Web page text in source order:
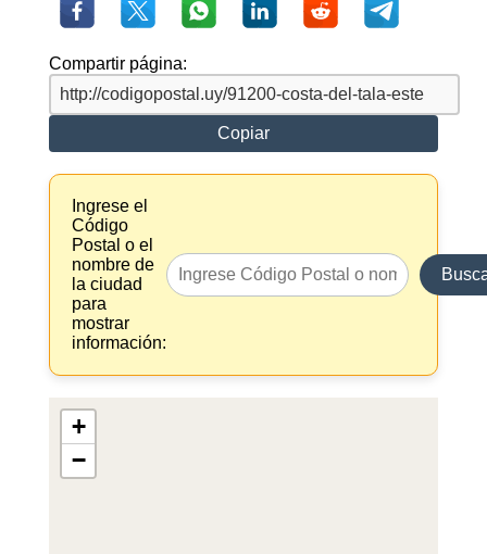
Compartir página:
Copiar
Ingrese el
Código
Postal o el
nombre de
la ciudad
para
mostrar
información:
+
−